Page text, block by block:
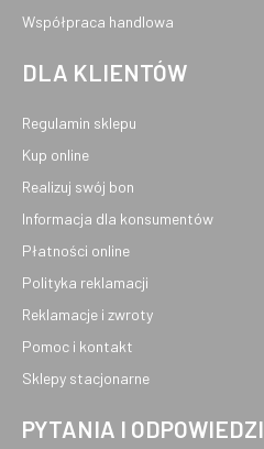
Współpraca handlowa
DLA KLIENTÓW
Regulamin sklepu
Kup online
Realizuj swój bon
Informacja dla konsumentów
Płatności online
Polityka reklamacji
Reklamacje i zwroty
Pomoc i kontakt
Sklepy stacjonarne
PYTANIA I ODPOWIEDZI